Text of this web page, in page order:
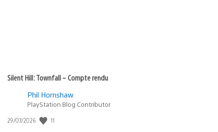
Silent Hill: Townfall – Compte rendu
Phil Hornshaw
PlayStation Blog Contributor
Date
29/07/2026 11